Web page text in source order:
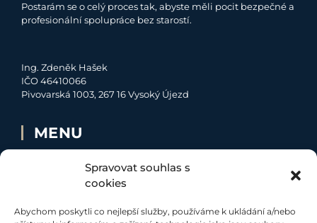
Spravovat souhlas s
cookies
Abychom poskytli co nejlepší služby, používáme k ukládání a/nebo
Postarám se o celý proces tak, abyste měli pocit bezpečné a
profesionální spolupráce bez starostí.
Ing. Zdeněk Hašek
IČO 46410066
Pivovarská 1003, 267 16 Vysoký Újezd
MENU